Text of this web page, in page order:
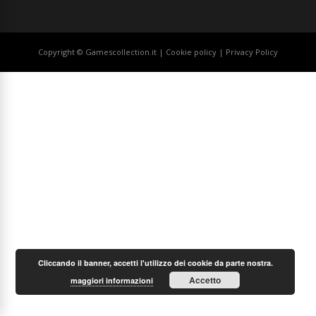
Copyright © Gamescollection.it | Cookie policy | Privacy Policy
Cliccando il banner, accetti l'utilizzo dei cookie da parte nostra.
maggiori informazioni
Accetto